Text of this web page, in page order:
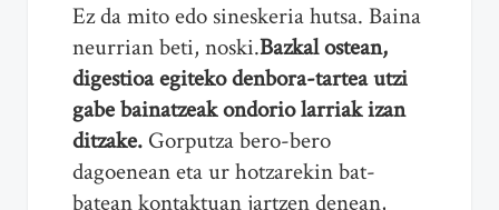
Ez da mito edo sineskeria hutsa. Baina
neurrian beti, noski.Bazkal ostean,
digestioa egiteko denbora-tartea utzi
gabe bainatzeak ondorio larriak izan
ditzake. Gorputza bero-bero
dagoenean eta ur hotzarekin bat-
batean kontaktuan jartzen denean,